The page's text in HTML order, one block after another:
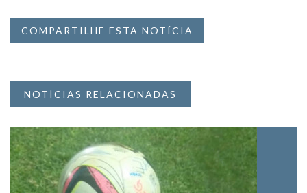
COMPARTILHE ESTA NOTÍCIA
NOTÍCIAS RELACIONADAS